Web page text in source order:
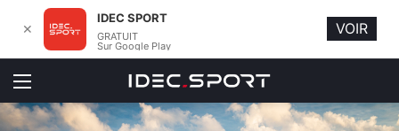
Menu
✕
IDEC SPORT
GRATUIT
Sur Google Play
VOIR